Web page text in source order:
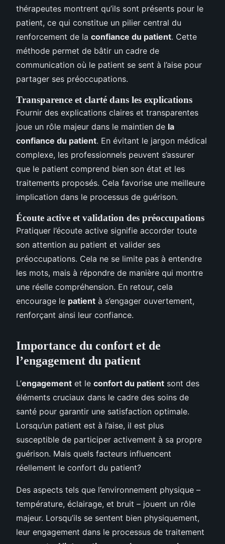
thérapeutes montrent qu’ils sont présents pour le
patient, ce qui constitue un pilier central du
renforcement de la confiance du patient. Cette
méthode permet de bâtir un cadre de
communication où le patient se sent à l’aise pour
partager ses préoccupations.
Transparence et clarté dans les explications
Fournir des explications claires et transparentes
joue un rôle majeur dans le maintien de la
confiance du patient. En évitant le jargon médical
complexe, les professionnels peuvent s’assurer
que le patient comprend bien son état et les
traitements proposés. Cela favorise une meilleure
implication dans le processus de guérison.
Écoute active et validation des préoccupations
Pratiquer l’écoute active signifie accorder toute
son attention au patient et valider ses
préoccupations. Cela ne se limite pas à entendre
les mots, mais à répondre de manière qui montre
une réelle compréhension. En retour, cela
encourage le patient à s’engager ouvertement,
renforçant ainsi leur confiance.
Importance du confort et de
l’engagement du patient
L’engagement et le confort du patient sont des
éléments cruciaux dans le cadre des soins de
santé pour garantir une satisfaction optimale.
Lorsqu’un patient est à l’aise, il est plus
susceptible de participer activement à sa propre
guérison. Mais quels facteurs influencent
réellement le confort du patient?
Des aspects tels que l’environnement physique –
température, éclairage, et bruit – jouent un rôle
majeur. Lorsqu’ils se sentent bien physiquement,
leur engagement dans le processus de traitement